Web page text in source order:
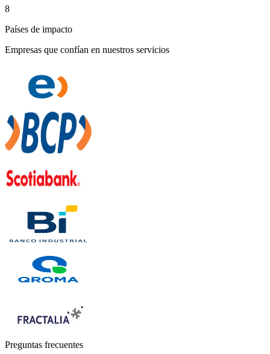
8
Países de impacto
Empresas que confían en nuestros servicios
Preguntas frecuentes